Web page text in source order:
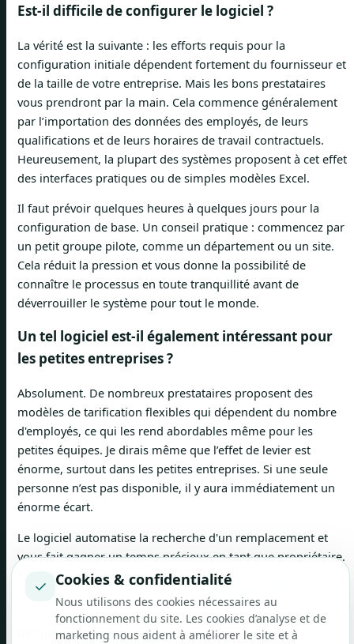
Est-il difficile de configurer le logiciel ?
La vérité est la suivante : les efforts requis pour la
configuration initiale dépendent fortement du fournisseur et
de la taille de votre entreprise. Mais les bons prestataires
vous prendront par la main. Cela commence généralement
par l’importation des données des employés, de leurs
qualifications et de leurs horaires de travail contractuels.
Heureusement, la plupart des systèmes proposent à cet effet
des interfaces pratiques ou de simples modèles Excel.
Il faut prévoir quelques heures à quelques jours pour la
configuration de base. Un conseil pratique : commencez par
un petit groupe pilote, comme un département ou un site.
Cela réduit la pression et vous donne la possibilité de
connaître le processus en toute tranquillité avant de
déverrouiller le système pour tout le monde.
Un tel logiciel est-il également intéressant pour
les petites entreprises ?
Absolument. De nombreux prestataires proposent des
modèles de tarification flexibles qui dépendent du nombre
d'employés, ce qui les rend abordables même pour les
petites équipes. Je dirais même que l’effet de levier est
énorme, surtout dans les petites entreprises. Si une seule
personne n’est pas disponible, il y aura immédiatement un
énorme écart.
Le logiciel automatise la recherche d'un remplacement et
vous fait gagner un temps précieux en tant que propriétaire.
Au lieu de passer des heures au téléphone, le système fait le
travail. Lors du choix, assurez-vous simplement de choisir
une solution mince et pouvant être utilisée sans trop
d’efforts informatiques.
✓ Cookies & confidentialité
Nous utilisons des cookies nécessaires au
fonctionnement du site. Les cookies d’analyse et de
marketing nous aident à améliorer le site et à